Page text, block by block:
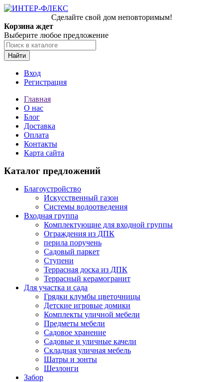
Сделайте свой дом неповторимым!
Корзина ждет
Выберите любое предложение
Найти
Вход
Регистрация
Главная
О нас
Блог
Доставка
Оплата
Контакты
Карта сайта
Каталог предложений
Благоустройство
Искусственный газон
Системы водоотведения
Входная группа
Комплектующие для входной группы
Ограждения из ДПК
перила поручень
Садовый паркет
Ступени
Террасная доска из ДПК
Террасный керамогранит
Для участка и сада
Грядки клумбы цветочницы
Детские игровые домики
Комплекты уличной мебели
Предметы мебели
Садовое хранение
Садовые и уличные качели
Складная уличная мебель
Шатры и зонты
Шезлонги
Забор